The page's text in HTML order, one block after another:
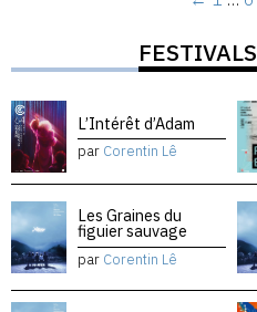
FESTIVALS
L’Intérêt d’Adam
par Corentin Lê
Les Graines du
figuier sauvage
par Corentin Lê